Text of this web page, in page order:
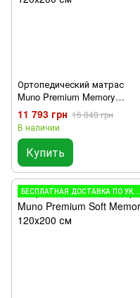
Ортопедический матрас
Muno Premium Memory
120х200 см
11 793 грн 16 848 грн
В наличии
Купить
БЕСПЛАТНАЯ ДОСТАВКА ПО УКРАИНЕ